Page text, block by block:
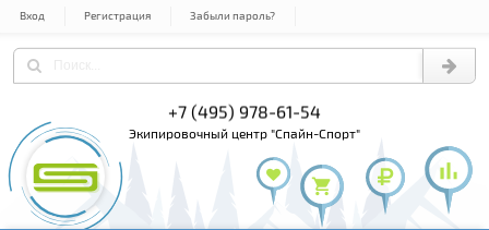
Вход Регистрация Забыли пароль?
+7 (495) 978-61-54
экипировочный центр "Спайн-Спорт"